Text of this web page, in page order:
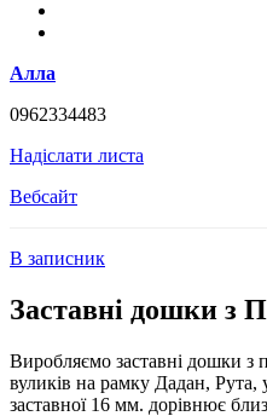
Алла
0962334483
Надіслати листа
Вебсайт
В записник
Заставні дошки з
Виробляємо заставні дошки з
вуликів на рамку Дадан, Рута,
заставної 16 мм. дорівнює